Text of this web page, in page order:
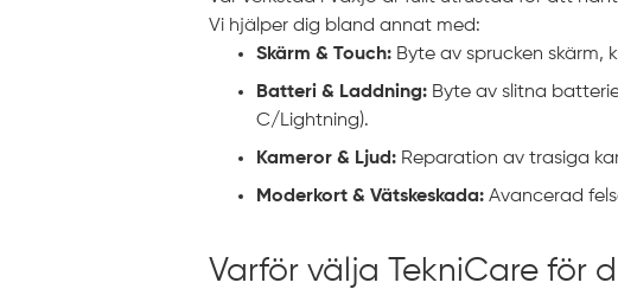
Vi hjälper dig bland annat med:
Skärm & Touch:Byte av sprucken skärm,
Batteri & Laddning:Byte av slitna
C/Lightning).
Kameror & Ljud:Reparation av trasiga
Moderkort & Vätskeskada:Avancerad
Varför välja TekniCare för